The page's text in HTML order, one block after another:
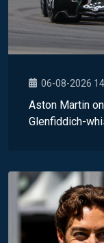
06-08-2026
Aston Martin
Glenfiddich-